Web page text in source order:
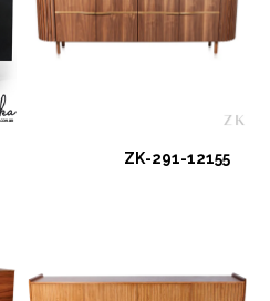
ZK-291-12155